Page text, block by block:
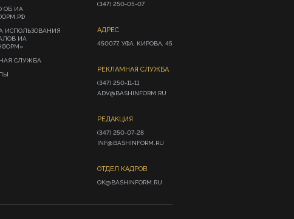
ОБ ИА
ИСПОЛЬЗОВАНИЯ
ИА
СЛУЖБА
(347) 250-05-07
АДРЕС
450077, УФА, КИРОВА, 45
РЕКЛАМНАЯ СЛУЖБА
(347) 250-11-11
ADV@BASHINFORM.RU
РЕДАКЦИЯ
(347) 250-07-28
INF@BASHINFORM.RU
ОТДЕЛ КАДРОВ
OK@BASHINFORM.RU